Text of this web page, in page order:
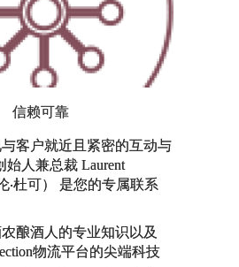
信赖可靠
客户就近且紧密的互动与
始人兼总裁 Laurent
‧杜可） 是您的专属联系
酿酒人的专业知识以及
物流平台的尖端科技